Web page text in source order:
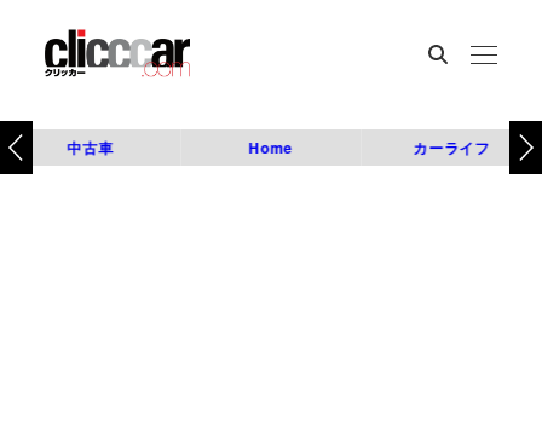
中古車 Home カーライフ